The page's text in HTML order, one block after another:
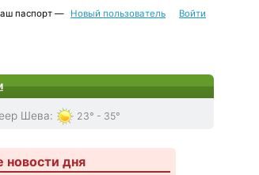
паспорт — Новый пользователь Войти
Шева: 23° - 35°
новости дня